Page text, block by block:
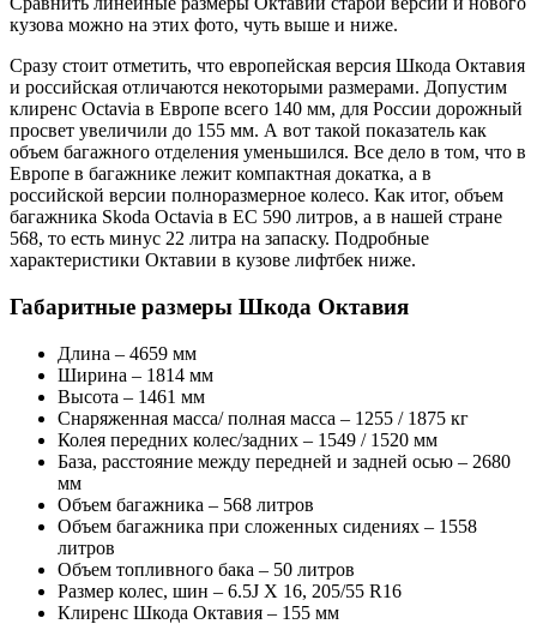
кузова можно на этих фото, чуть выше и ниже.
Сразу стоит отметить, что европейская версия Шкода Октавия
и российская отличаются некоторыми размерами. Допустим
клиренс Octavia в Европе всего 140 мм, для России дорожный
просвет увеличили до 155 мм. А вот такой показатель как
объем багажного отделения уменьшился. Все дело в том, что в
Европе в багажнике лежит компактная докатка, а в
российской версии полноразмерное колесо. Как итог, объем
багажника Skoda Octavia в ЕС 590 литров, а в нашей стране
568, то есть минус 22 литра на запаску. Подробные
характеристики Октавии в кузове лифтбек ниже.
Габаритные размеры Шкода Октавия
Длина – 4659 мм
Ширина – 1814 мм
Высота – 1461 мм
Снаряженная масса/ полная масса – 1255 / 1875 кг
Колея передних колес/задних – 1549 / 1520 мм
База, расстояние между передней и задней осью – 2680
мм
Объем багажника – 568 литров
Объем багажника при сложенных сидениях – 1558
литров
Объем топливного бака – 50 литров
Размер колес, шин – 6.5J X 16, 205/55 R16
Клиренс Шкода Октавия – 155 мм